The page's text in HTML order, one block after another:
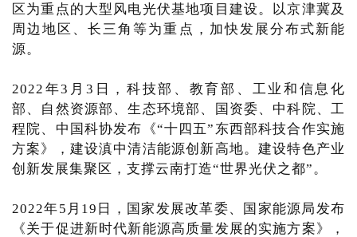
区为重点的大型风电光伏基地项目建设。以京津冀及
周边地区、长三角等为重点，加快发展分布式新能
源。
2022年3月3日，科技部、教育部、工业和信息化
部、自然资源部、生态环境部、国资委、中科院、工
程院、中国科协发布《“十四五”东西部科技合作实施
方案》，建设滇中清洁能源创新高地。建设特色产业
创新发展集聚区，支撑云南打造“世界光伏之都”。
2022年5月19日，国家发展改革委、国家能源局发布
《关于促进新时代新能源高质量发展的实施方案》，